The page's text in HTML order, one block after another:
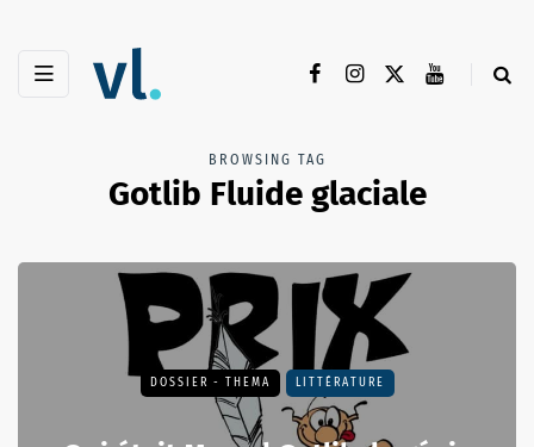
BROWSING TAG
Gotlib Fluide glaciale
DOSSIER - THEMA LITTÉRATURE